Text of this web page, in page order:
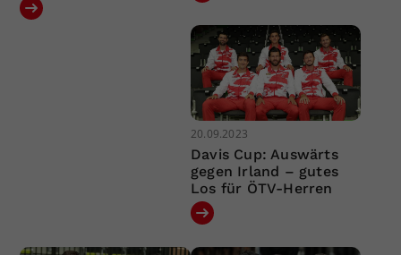
20.09.2023
Davis Cup: Auswärts
gegen Irland – gutes
Los für ÖTV-Herren